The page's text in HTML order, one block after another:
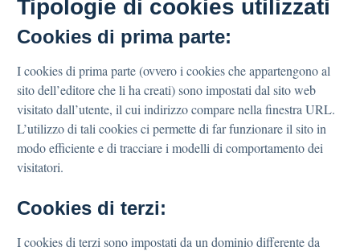
Tipologie di cookies utilizzati
Cookies di prima parte:
I cookies di prima parte (ovvero i cookies che appartengono al
sito dell’editore che li ha creati) sono impostati dal sito web
visitato dall’utente, il cui indirizzo compare nella finestra URL.
L’utilizzo di tali cookies ci permette di far funzionare il sito in
modo efficiente e di tracciare i modelli di comportamento dei
visitatori.
Cookies di terzi:
I cookies di terzi sono impostati da un dominio differente da